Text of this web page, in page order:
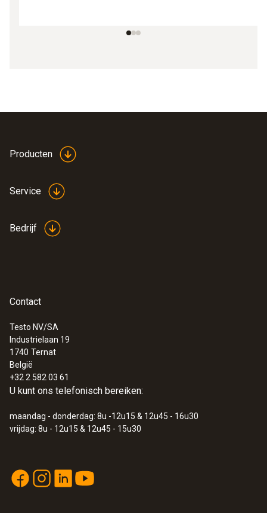
Producten
Service
Bedrijf
Contact
Testo NV/SA
Industrielaan 19
1740 Ternat
België
+32 2 582 03 61
U kunt ons telefonisch bereiken:
maandag - donderdag: 8u -12u15 & 12u45 - 16u30
vrijdag: 8u - 12u15 & 12u45 - 15u30